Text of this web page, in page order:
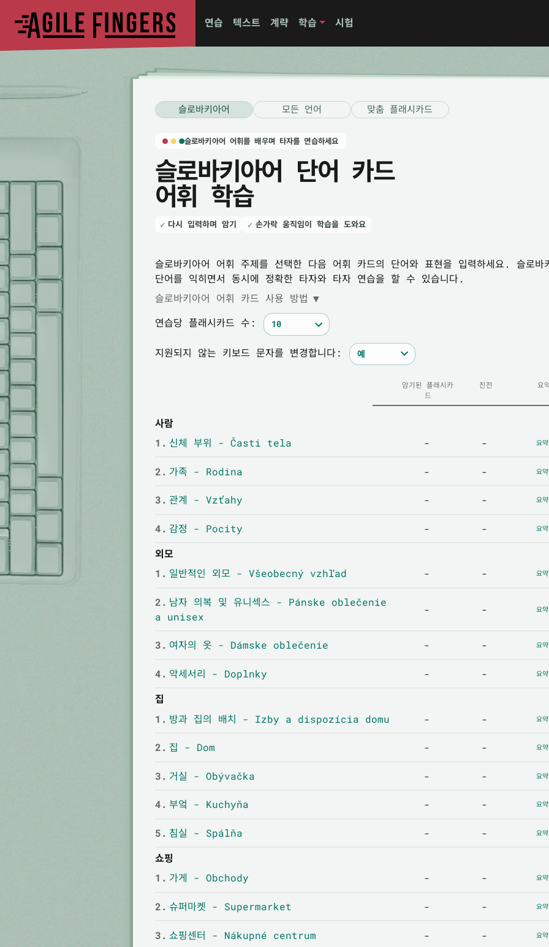
연습 텍스트 계략 학습 시험
슬로바키아어 모든 언어 맞춤 플래시카드
슬로바키아어 어휘를 배우며 타자를 연습하세요
슬로바키아어 단어 카드
어휘 학습
다시 입력하며 암기 손가락 움직임이 학습을 도와요
슬로바키아어 어휘 주제를 선택한 다음 어휘 카드의 단어와 표현을 입력하세요. 슬로바
단어를 익히면서 동시에 정확한 타자와 타자 연습을 할 수 있습니다.
슬로바키아어 어휘 카드 사용 방법 ▼
연습당 플래시카드 수:
지원되지 않는 키보드 문자를 변경합니다:
암기된 플래시카
드
진전 요
사람
1. 신체 부위 - Časti tela - - 요약
2. 가족 - Rodina - - 요약
3. 관계 - Vzťahy - - 요약
4. 감정 - Pocity - - 요약
외모
1. 일반적인 외모 - Všeobecný vzhľad - - 요약
2. 남자 의복 및 유니섹스 - Pánske oblečenie
a unisex
- - 요약
3. 여자의 옷 - Dámske oblečenie - - 요약
4. 악세서리 - Doplnky - - 요약
집
1. 방과 집의 배치 - Izby a dispozícia domu - - 요약
2. 집 - Dom - - 요약
3. 거실 - Obývačka - - 요약
4. 부엌 - Kuchyňa - - 요약
5. 침실 - Spálňa - - 요약
쇼핑
1. 가게 - Obchody - - 요약
2. 슈퍼마켓 - Supermarket - - 요약
3. 쇼핑센터 - Nákupné centrum - - 요약